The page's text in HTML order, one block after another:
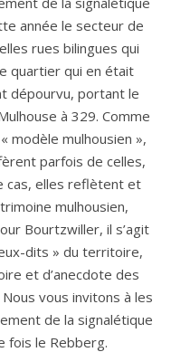
année le secteur de
rues bilingues qui
quartier qui en était
dépourvu, portant le
à 329. Comme
modèle mulhousien »,
parfois de celles,
cas, elles reflètent et
mulhousien,
Bourtzwiller, il s’agit
dits » du territoire,
et d’anecdote des
vous invitons à les
de la signalétique
fois le Rebberg.